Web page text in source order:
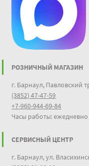
РОЗНИЧНЫЙ МАГАЗИН
г. Барнаул, Павловский
(3852) 47-47-59
+7-960-944-69-84
Часы работы: ежедневно
СЕРВИСНЫЙ ЦЕНТР
г. Барнаул, ул.